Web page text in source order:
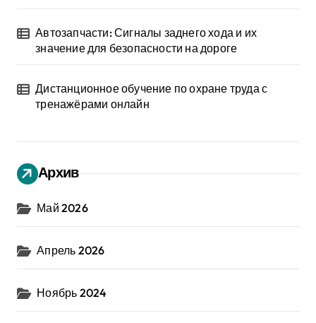
Автозапчасти: Сигналы заднего хода и их
значение для безопасности на дороге
Дистанционное обучение по охране труда с
тренажёрами онлайн
Архив
Май 2026
Апрель 2026
Ноябрь 2024